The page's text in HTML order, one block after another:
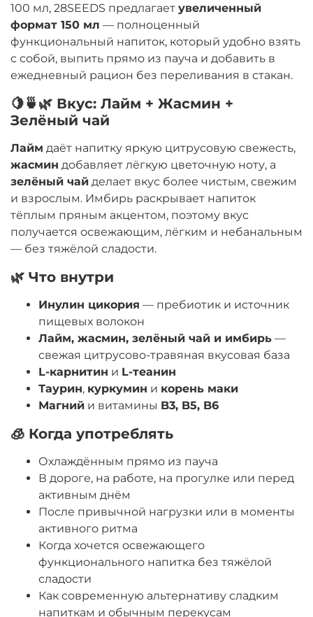
100 мл, 28SEEDS предлагает увеличенный
формат 150 мл — полноценный
функциональный напиток, который удобно взять
с собой, выпить прямо из пауча и добавить в
ежедневный рацион без переливания в стакан.
🍋🍵🌿 Вкус: Лайм + Жасмин +
Зелёный чай
Лайм даёт напитку яркую цитрусовую свежесть,
жасмин добавляет лёгкую цветочную ноту, а
зелёный чай делает вкус более чистым, свежим
и взрослым. Имбирь раскрывает напиток
тёплым пряным акцентом, поэтому вкус
получается освежающим, лёгким и небанальным
— без тяжёлой сладости.
🌿 Что внутри
Инулин цикория — пребиотик и источник
пищевых волокон
Лайм, жасмин, зелёный чай и имбирь —
свежая цитрусово-травяная вкусовая база
L-карнитин и L-теанин
Таурин, куркумин и корень маки
Магний и витамины B3, B5, B6
🧊 Когда употреблять
Охлаждённым прямо из пауча
В дороге, на работе, на прогулке или перед
активным днём
После привычной нагрузки или в моменты
активного ритма
Когда хочется освежающего
функционального напитка без тяжёлой
сладости
Как современную альтернативу сладким
напиткам и обычным перекусам